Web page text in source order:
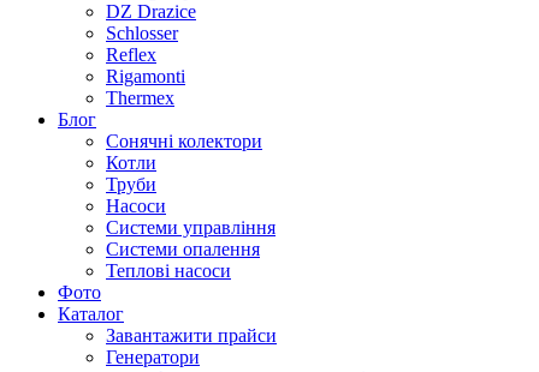
DZ Drazice
Schlosser
Reflex
Rigamonti
Thermex
Блог
Сонячні колектори
Котли
Труби
Насоси
Системи управління
Системи опалення
Теплові насоси
Фото
Каталог
Завантажити прайси
Генератори